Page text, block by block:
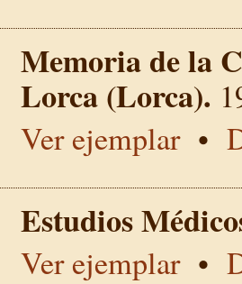
Memoria de la
Lorca (Lorca).
Ver ejemplar•
Estudios
Ver ejemplar•